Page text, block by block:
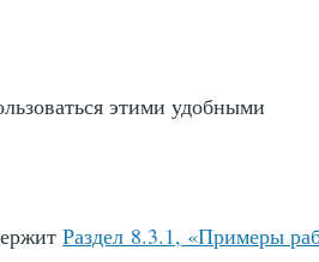
этими удобными
Раздел 8.3.1, «Примеры